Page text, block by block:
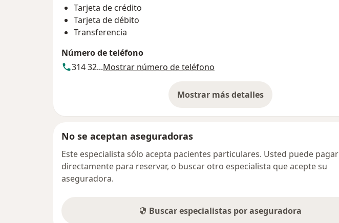
Tarjeta de crédito
Tarjeta de débito
Transferencia
Número de teléfono
314 32...Mostrar número de teléfono
Mostrar más detalles
sobre la dirección
No se aceptan aseguradoras
Este especialista sólo acepta pacientes particulares. Usted puede pagar
directamente para reservar, o buscar otro especialista que acepte su
aseguradora.
Buscar especialistas por aseguradora